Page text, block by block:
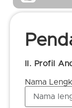
II. Profil
Nama